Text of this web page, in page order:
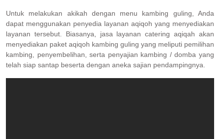
Untuk melakukan akikah dengan menu kambing guling, Anda
dapat menggunakan penyedia layanan aqiqoh yang menyediakan
layanan tersebut. Biasanya, jasa layanan catering aqiqah akan
menyediakan paket aqiqoh kambing guling yang meliputi pemilihan
kambing, penyembelihan, serta penyajian kambing / domba yang
telah siap santap beserta dengan aneka sajian pendampingnya.